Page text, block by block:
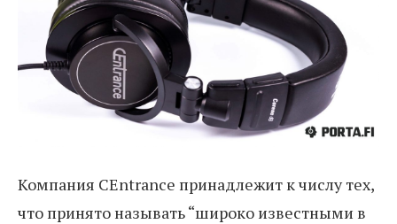
Компания CEntrance принадлежит к числу тех,
что принято называть “широко известными в